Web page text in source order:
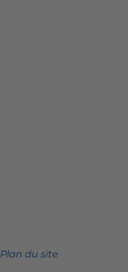
Plan du site